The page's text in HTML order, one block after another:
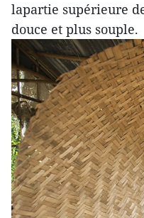
lapartie supérieure
douce et plus souple.